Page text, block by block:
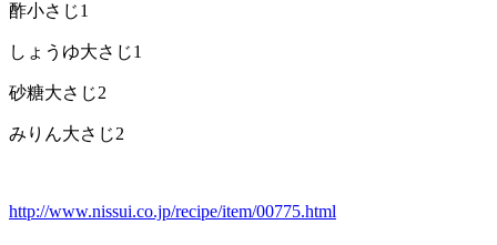
酢小さじ1
しょうゆ大さじ1
砂糖大さじ2
みりん大さじ2
http://www.nissui.co.jp/recipe/item/00775.html